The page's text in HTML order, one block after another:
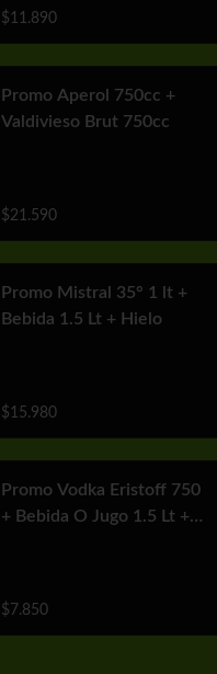
$11.890
Promo Aperol 750cc +
Valdivieso Brut 750cc
$21.590
Promo Mistral 35° 1 lt +
Bebida 1.5 Lt + Hielo
$15.980
Promo Vodka Eristoff 750
+ Bebida O Jugo 1.5 Lt +
$7.850